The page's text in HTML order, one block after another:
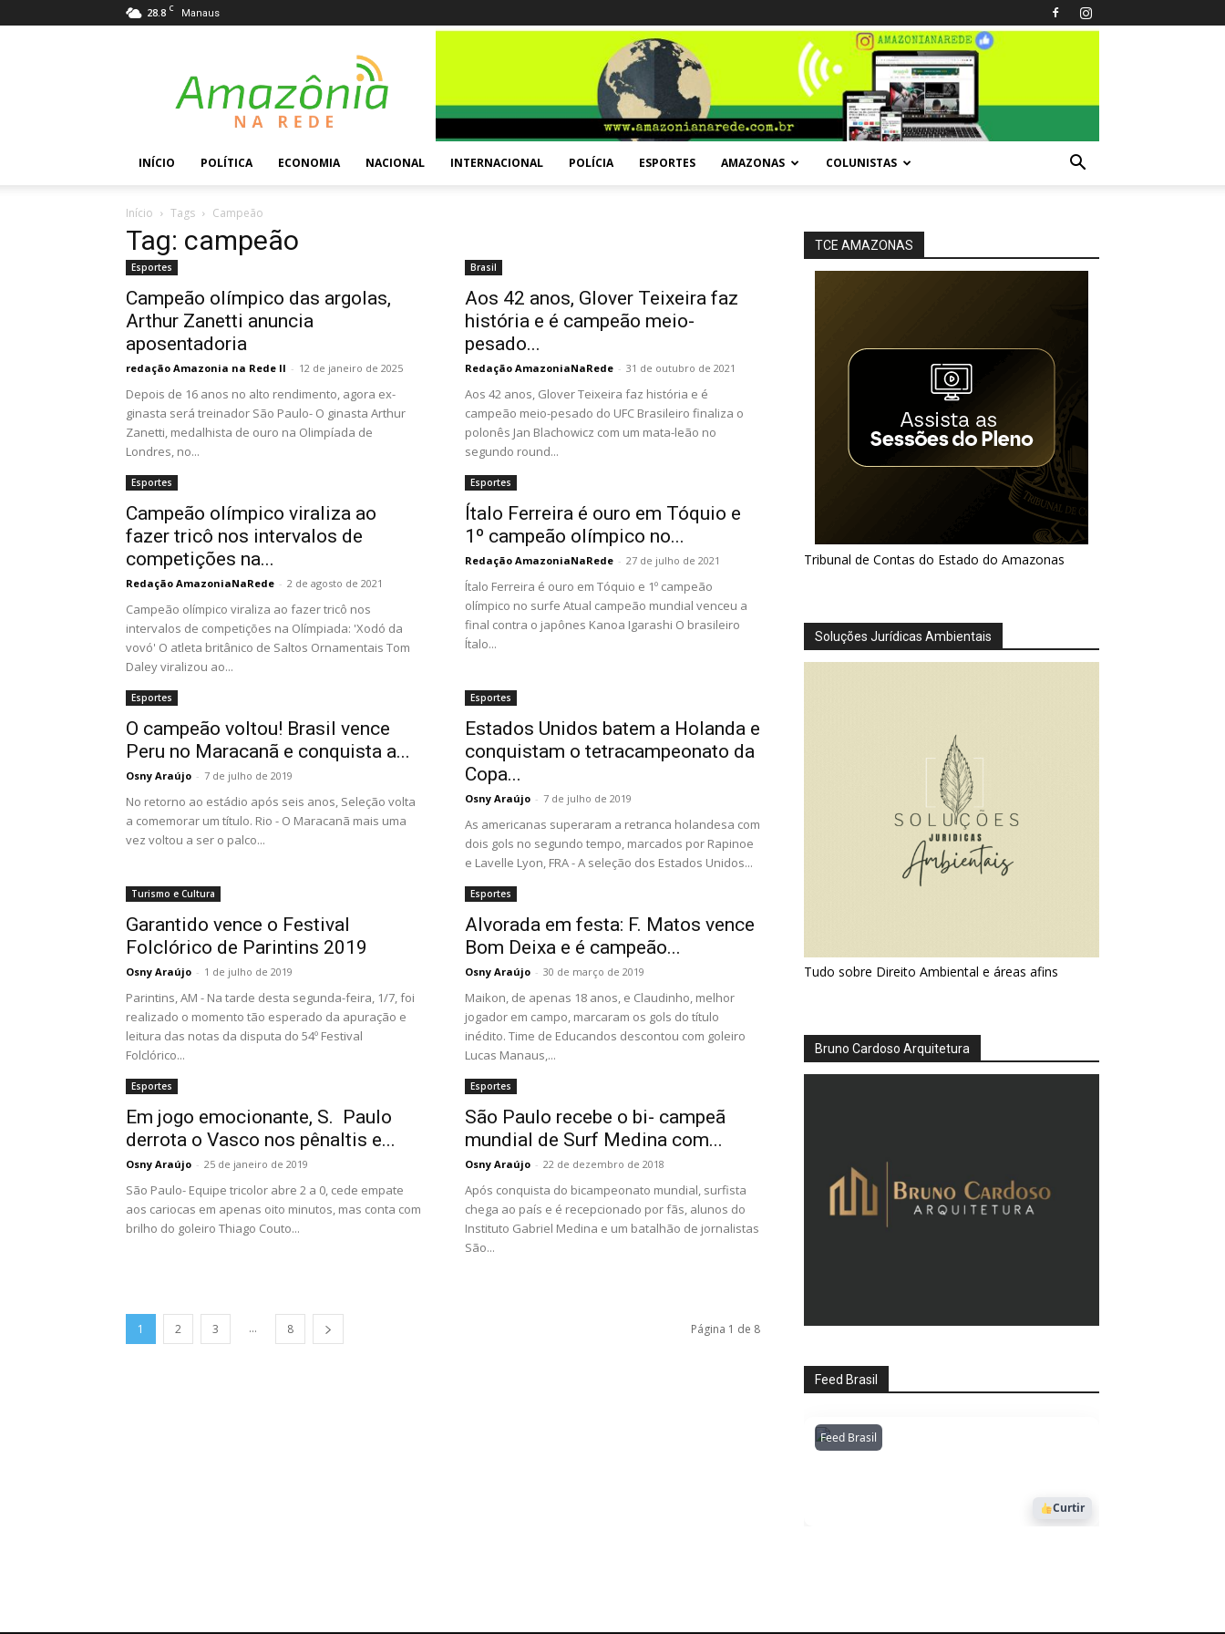
28.8 C Manaus
Rede
INÍCIO POLÍTICA ECONOMIA NACIONAL INTERNACIONAL POLÍCIA ESPORTES AMAZONAS COLUNISTAS
Início Tags Campeão
Tag: campeão
Esportes
Campeão olímpico das argolas,
Arthur Zanetti anuncia
aposentadoria
redação Amazonia na Rede II - 12 de janeiro de 2025
Depois de 16 anos no alto rendimento, agora ex-
ginasta será treinador São Paulo- O ginasta Arthur
Zanetti, medalhista de ouro na Olimpíada de
Londres, no...
Brasil
Aos 42 anos, Glover Teixeira faz
história e é campeão meio-
pesado...
Redação AmazoniaNaRede - 31 de outubro de 2021
Aos 42 anos, Glover Teixeira faz história e é
campeão meio-pesado do UFC Brasileiro finaliza o
polonês Jan Blachowicz com um mata-leão no
segundo round...
Esportes
Campeão olímpico viraliza ao
fazer tricô nos intervalos de
competições na...
Redação AmazoniaNaRede - 2 de agosto de 2021
Campeão olímpico viraliza ao fazer tricô nos
intervalos de competições na Olímpiada: 'Xodó da
vovó' O atleta britânico de Saltos Ornamentais Tom
Daley viralizou ao...
Esportes
Ítalo Ferreira é ouro em Tóquio e
1º campeão olímpico no...
Redação AmazoniaNaRede - 27 de julho de 2021
Ítalo Ferreira é ouro em Tóquio e 1º campeão
olímpico no surfe Atual campeão mundial venceu a
final contra o japônes Kanoa Igarashi O brasileiro
Ítalo...
Esportes
O campeão voltou! Brasil vence
Peru no Maracanã e conquista a...
Osny Araújo - 7 de julho de 2019
No retorno ao estádio após seis anos, Seleção volta
a comemorar um título. Rio - O Maracanã mais uma
vez voltou a ser o palco...
Esportes
Estados Unidos batem a Holanda e
conquistam o tetracampeonato da
Copa...
Osny Araújo - 7 de julho de 2019
As americanas superaram a retranca holandesa com
dois gols no segundo tempo, marcados por Rapinoe
e Lavelle Lyon, FRA - A seleção dos Estados Unidos...
Turismo e Cultura
Garantido vence o Festival
Folclórico de Parintins 2019
Osny Araújo - 1 de julho de 2019
Parintins, AM - Na tarde desta segunda-feira, 1/7, foi
realizado o momento tão esperado da apuração e
leitura das notas da disputa do 54º Festival
Folclórico...
Esportes
Alvorada em festa: F. Matos vence
Bom Deixa e é campeão...
Osny Araújo - 30 de março de 2019
Maikon, de apenas 18 anos, e Claudinho, melhor
jogador em campo, marcaram os gols do título
inédito. Time de Educandos descontou com goleiro
Lucas Manaus,...
Esportes
Em jogo emocionante, S. Paulo
derrota o Vasco nos pênaltis e...
Osny Araújo - 25 de janeiro de 2019
São Paulo- Equipe tricolor abre 2 a 0, cede empate
aos cariocas em apenas oito minutos, mas conta com
brilho do goleiro Thiago Couto...
Esportes
São Paulo recebe o bi- campeã
mundial de Surf Medina com...
Osny Araújo - 22 de dezembro de 2018
Após conquista do bicampeonato mundial, surfista
chega ao país e é recepcionado por fãs, alunos do
Instituto Gabriel Medina e um batalhão de jornalistas
São...
1 2 3 ... 8 Página 1 de 8
TCE AMAZONAS
Tribunal de Contas do Estado do Amazonas
Soluções Jurídicas Ambientais
Tudo sobre Direito Ambiental e áreas afins
Bruno Cardoso Arquitetura
Feed Brasil
Feed BrasilAmazonianarede
1053
Curtir